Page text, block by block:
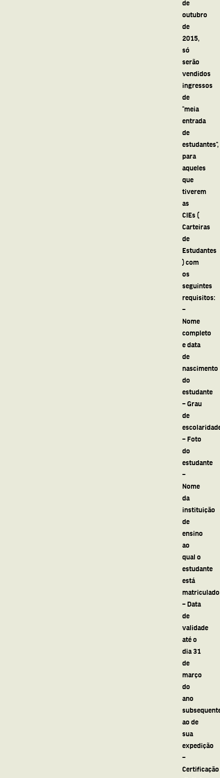
de
outubro
de
2015,
só
serão
vendidos
ingressos
de
“meia
entrada
de
estudantes”,
para
aqueles
que
tiverem
as
CIEs (
Carteiras
de
Estudantes
) com
os
seguintes
requisitos:
–
Nome
completo
e data
de
nascimento
do
estudante
– Grau
de
– Foto
do
estudante
–
Nome
da
instituição
de
ensino
ao
qual o
estudante
está
matriculado
– Data
de
validade
até o
dia 31
de
março
do
ano
ao de
sua
expedição
–
Certificação